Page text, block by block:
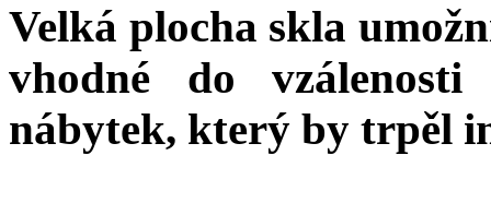
Velká plocha skla
vhodné do
nábytek, který by trpěl